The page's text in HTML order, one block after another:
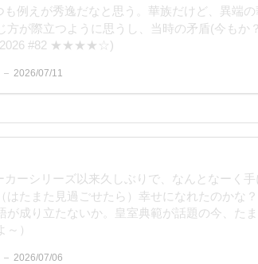
例えが秀逸だなと思う。華族だけど、異端の
方が際立つように思うし、当時の矛盾(今もか
(2026 #82 ★★★★☆)
2026/07/11
カーシリーズ以来久しぶりで、なんとなーく
はたまた見過ごせたら）幸せになれたのかな？
が成り立たないか。皇室典範が話題の今、た
）
2026/07/06